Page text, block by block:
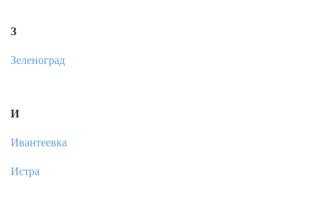
З
Зеленоград
И
Ивантеевка
Истра